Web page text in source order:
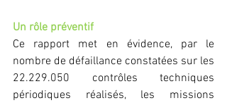
Un rôle préventif
Ce rapport met en évidence, par le
nombre de défaillance constatées sur les
22.229.050 contrôles techniques
périodiques réalisés, les missions